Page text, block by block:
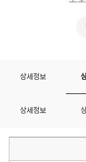
상세정보
상세정보